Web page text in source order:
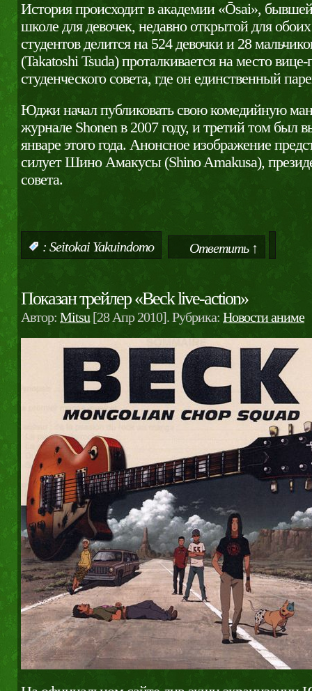
История происходит в академии «Ōsai»,
школе для девочек, недавно открытой для
студентов делится на 524 девочки и 28
(Takatoshi Tsuda) проталкивается на место вице-
студенческого совета, где он единственный
Юджи начал публиковать свою комедийную
журнале Shonen в 2007 году, и третий том был
январе этого года. Анонсное изображение
силует Шино Амакусы (Shino Amakusa),
совета.
: Seitokai Yakuindomo Ответить ↑
Показан трейлер «Beck live-action»
Автор: Mitsu [28 Апр 2010]. Рубрика: Новости аниме